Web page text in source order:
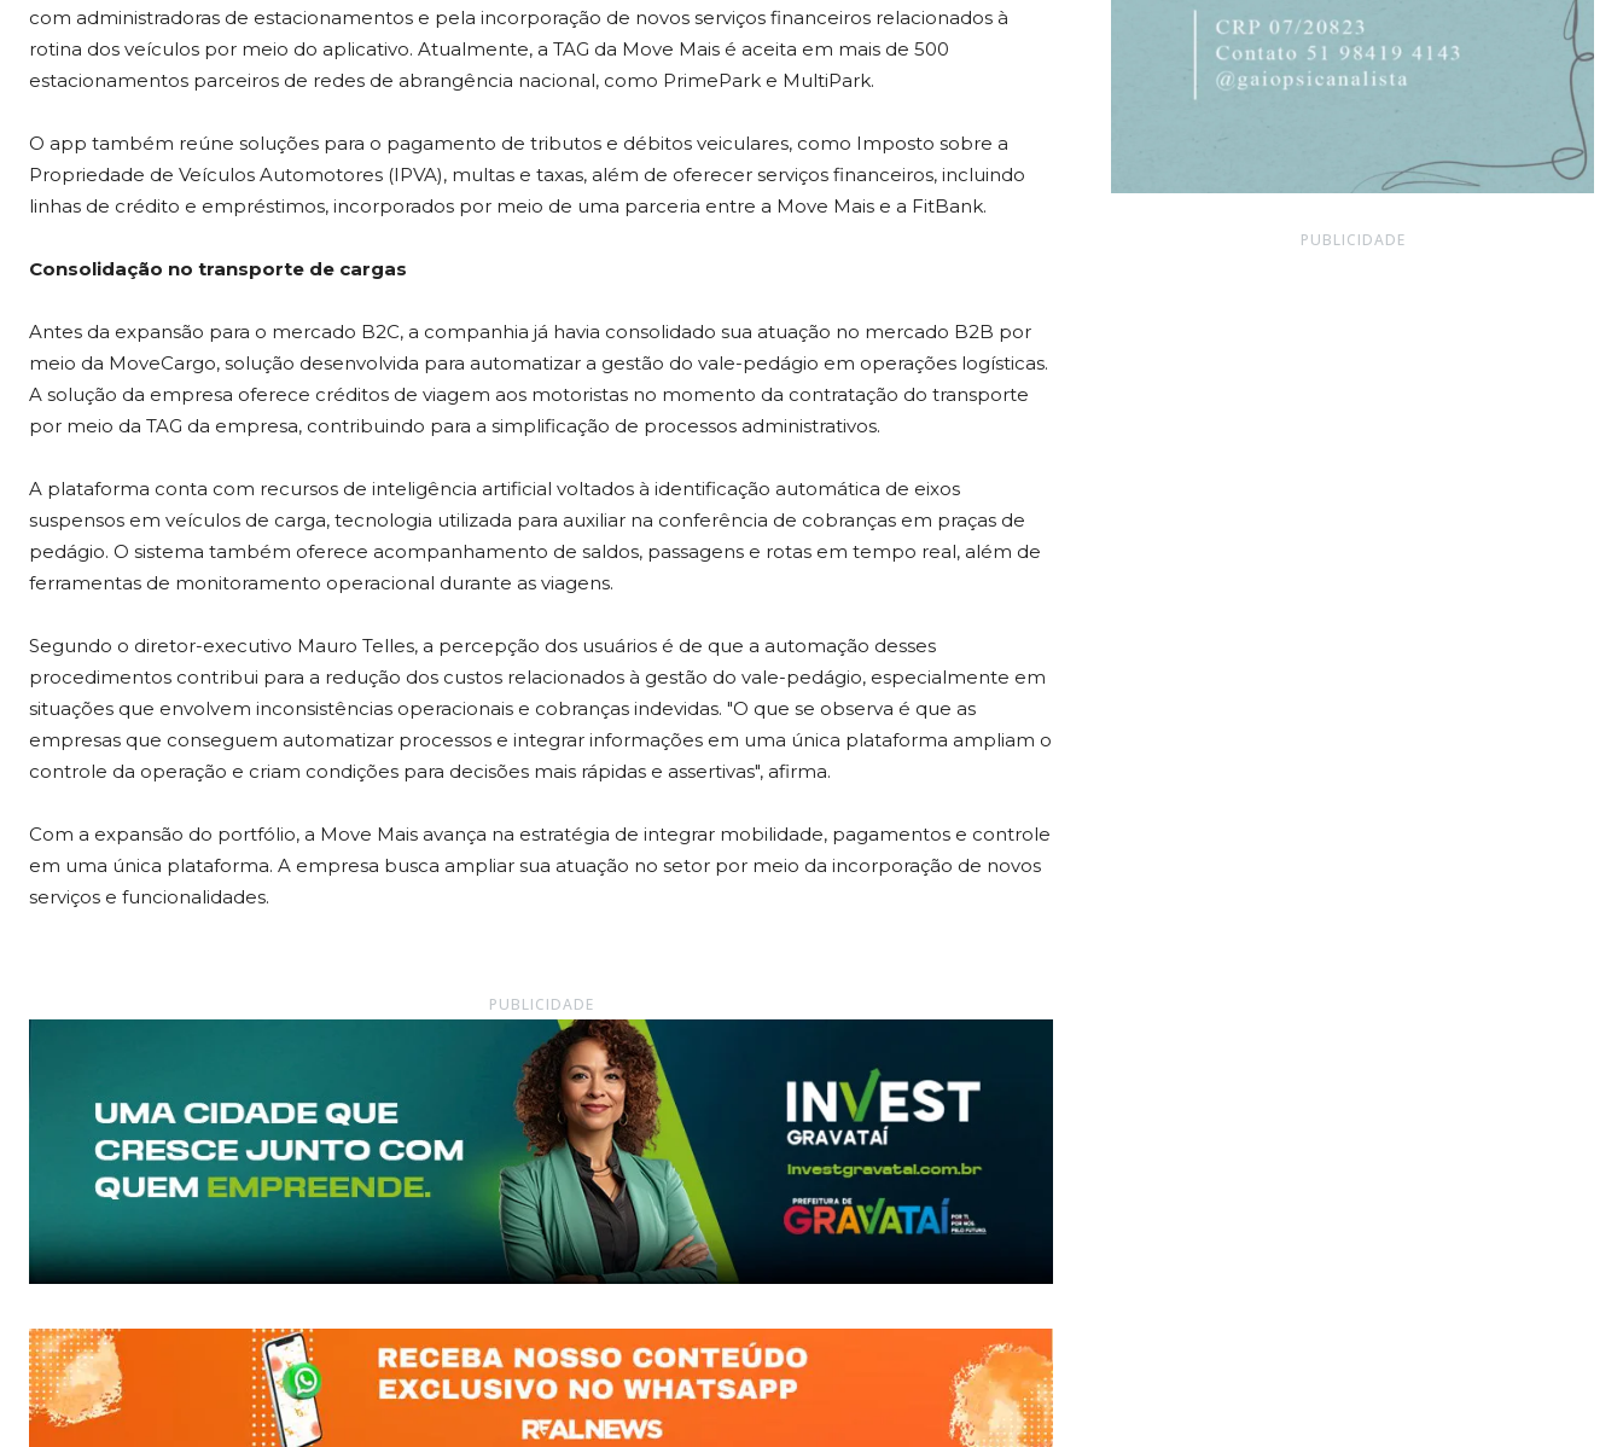
com administradoras de estacionamentos e pela incorporação de novos serviços financeiros relacionados à
rotina dos veículos por meio do aplicativo. Atualmente, a TAG da Move Mais é aceita em mais de 500
estacionamentos parceiros de redes de abrangência nacional, como PrimePark e MultiPark.
O app também reúne soluções para o pagamento de tributos e débitos veiculares, como Imposto sobre a
Propriedade de Veículos Automotores (IPVA), multas e taxas, além de oferecer serviços financeiros, incluindo
linhas de crédito e empréstimos, incorporados por meio de uma parceria entre a Move Mais e a FitBank.
Consolidação no transporte de cargas
Antes da expansão para o mercado B2C, a companhia já havia consolidado sua atuação no mercado B2B por
meio da MoveCargo, solução desenvolvida para automatizar a gestão do vale-pedágio em operações logísticas.
A solução da empresa oferece créditos de viagem aos motoristas no momento da contratação do transporte
por meio da TAG da empresa, contribuindo para a simplificação de processos administrativos.
A plataforma conta com recursos de inteligência artificial voltados à identificação automática de eixos
suspensos em veículos de carga, tecnologia utilizada para auxiliar na conferência de cobranças em praças de
pedágio. O sistema também oferece acompanhamento de saldos, passagens e rotas em tempo real, além de
ferramentas de monitoramento operacional durante as viagens.
Segundo o diretor-executivo Mauro Telles, a percepção dos usuários é de que a automação desses
procedimentos contribui para a redução dos custos relacionados à gestão do vale-pedágio, especialmente em
situações que envolvem inconsistências operacionais e cobranças indevidas. "O que se observa é que as
empresas que conseguem automatizar processos e integrar informações em uma única plataforma ampliam o
controle da operação e criam condições para decisões mais rápidas e assertivas", afirma.
Com a expansão do portfólio, a Move Mais avança na estratégia de integrar mobilidade, pagamentos e controle
em uma única plataforma. A empresa busca ampliar sua atuação no setor por meio da incorporação de novos
serviços e funcionalidades.
PUBLICIDADE
PUBLICIDADE